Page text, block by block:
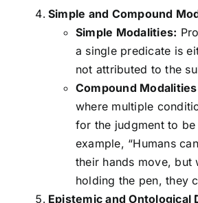
Simple and Compound
Simple Modalities:
a single predicate is
not attributed to the
Compound
where multiple
for the judgment to be
example, “Humans
their hands move, but
holding the pen, they
Epistemic and Ontological